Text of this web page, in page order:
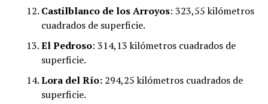
Castilblanco de los Arroyos: 323,55 kilómetros
cuadrados de superficie.
​El Pedroso: 314,13 kilómetros cuadrados de
superficie.
​Lora del Río:294,25 kilómetros cuadrados de
superficie.